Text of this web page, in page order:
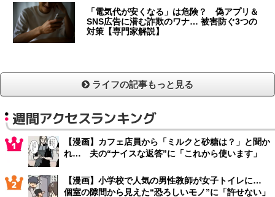
「電気代が安くなる」は危険？ 偽アプリ＆
SNS広告に潜む詐欺のワナ… 被害防ぐ3つの
対策【専門家解説】
ライフの記事もっと見る
週間アクセスランキング
【漫画】カフェ店員から「ミルクと砂糖は？」と聞か
れ… 夫の“ナイスな返答”に「これから使います」
【漫画】小学校で人気の男性教師が女子トイレに…
個室の隙間から見えた“恐ろしいモノ”に「許せない」